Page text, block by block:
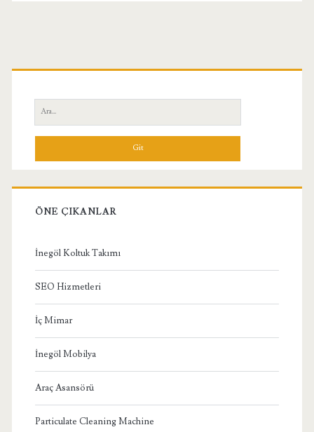
Birincil
Yan
Menü
Ara:
ÖNE ÇIKANLAR
İnegöl Koltuk Takımı
SEO Hizmetleri
İç Mimar
İnegöl Mobilya
Araç Asansörü
Particulate Cleaning Machine